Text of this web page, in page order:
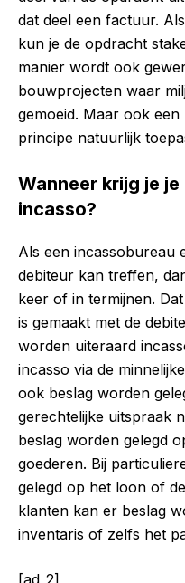
dat deel een factuur.
kun je de opdracht
manier wordt ook
bouwprojecten waar
gemoeid. Maar ook
principe natuurlijk
Wanneer krijg je
incasso?
Als een incassobureau
debiteur kan treffen,
keer of in termijnen.
is gemaakt met de
worden uiteraard
incasso via de
ook beslag worden
gerechtelijke uitspraak
beslag worden gelegd
goederen. Bij
gelegd op het loon of
klanten kan er beslag
inventaris of zelfs het